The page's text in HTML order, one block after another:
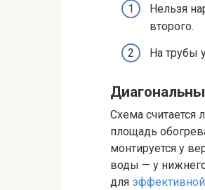
Нельзя
второго.
На трубы
Схема считается
площадь
монтируется у
воды — у
для